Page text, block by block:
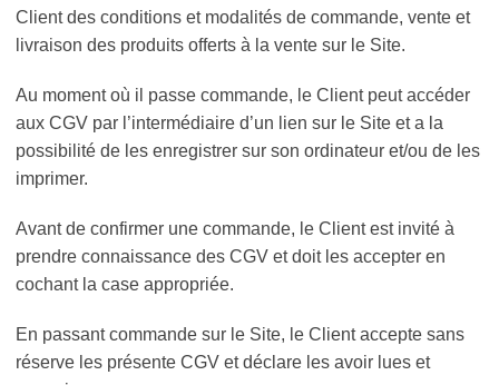
Client des conditions et modalités de commande, vente et
livraison des produits offerts à la vente sur le Site.
Au moment où il passe commande, le Client peut accéder
aux CGV par l’intermédiaire d’un lien sur le Site et a la
possibilité de les enregistrer sur son ordinateur et/ou de les
imprimer.
Avant de confirmer une commande, le Client est invité à
prendre connaissance des CGV et doit les accepter en
cochant la case appropriée.
En passant commande sur le Site, le Client accepte sans
réserve les présente CGV et déclare les avoir lues et